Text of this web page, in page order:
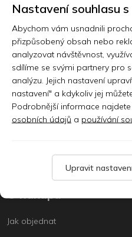
Kontakt
Prodejna
Sklady
Servis
Nabídka práce
O nákupu
Jak objednat
Nastavení souhlasu
Abychom vám usnadnili
přizpůsobený obsah nebo
analyzovat návštěvnost,
sdílíme se svými partnery pro
analýzu. Jejich nastavení
nastavení" a kdykoliv jej
Podrobnější informace najdete
osobních údajů a používání
Upravit